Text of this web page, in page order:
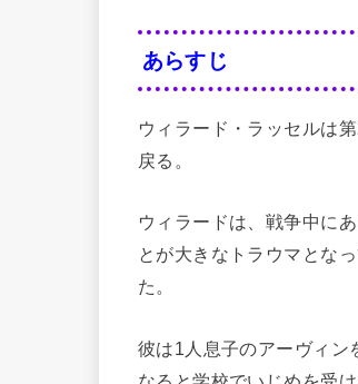
あらすじ
ウィラード・ラッセルは
戻る。
ウィラードは、戦争中に
とが大きなトラウマとな
た。
彼は1人息子のアーヴィン